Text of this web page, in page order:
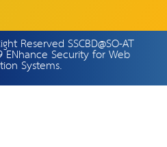
Reserved SSCBD@SO-AT
ENhance Security for Web
Systems.